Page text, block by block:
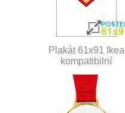
Plakát 61x91 Ikea
kompatibilní